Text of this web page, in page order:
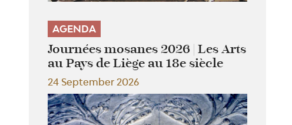
AGENDA
Journées mosanes 2026 | Les Arts
au Pays de Liège au 18e siècle
24 September 2026